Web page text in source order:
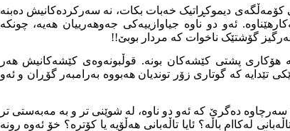
کۆمەڵگەی دیموکڕاتیک خەبات بکات، نە سەرکردەکانیش دەبنە
ئەو دو ناوە جیاوازییەکی جەوهەرییان هەیە، چونکە
گۆشتێک ناخوات کە مردار بوبێ!!
هۆکاری پشتی کێشەکان بونە. قوڵبونەوەی کێشەکانیش هەر
تێدایە کە گوتاری زۆر توندیان هەبووە بەرامبەر گۆڕان و ئەو
دەگرێ کە ئەو دو ناوە، لە شوێنی تر و بە مەبەستی تر
لەکاام باڵە؟ ئایا تاڵەبانی هەڵۆیە یا کۆترە؟ خۆ ئەوە رونە